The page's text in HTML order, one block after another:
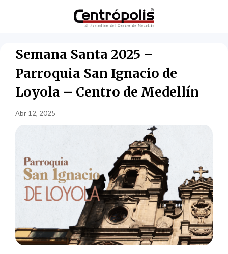
Semana Santa 2025 –
Parroquia San Ignacio de
Loyola – Centro de Medellín
Abr 12, 2025